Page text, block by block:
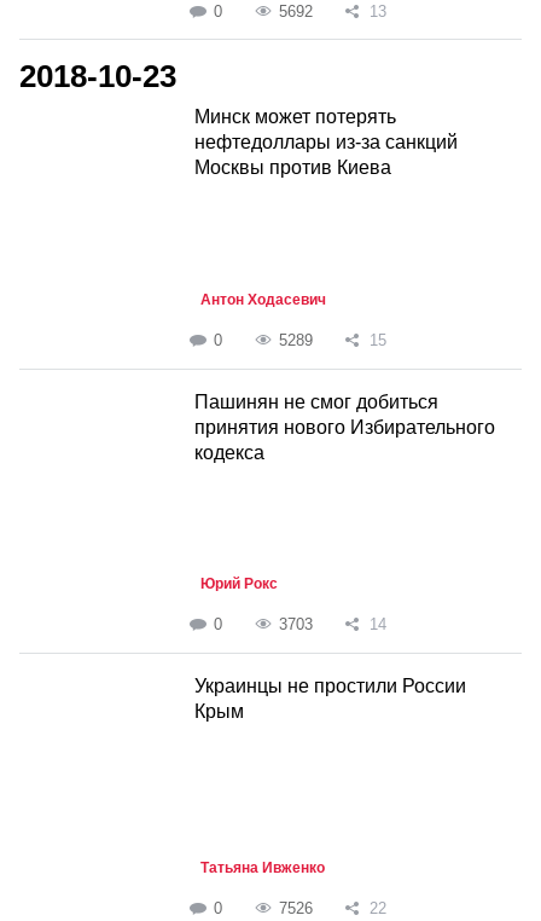
0 5692 13
2018-10-23
Минск может потерять
нефтедоллары из-за санкций
Москвы против Киева
Антон Ходасевич
0 5289 15
Пашинян не смог добиться
принятия нового Избирательного
кодекса
Юрий Рокс
0 3703 14
Украинцы не простили России
Крым
Татьяна Ивженко
0 7526 22